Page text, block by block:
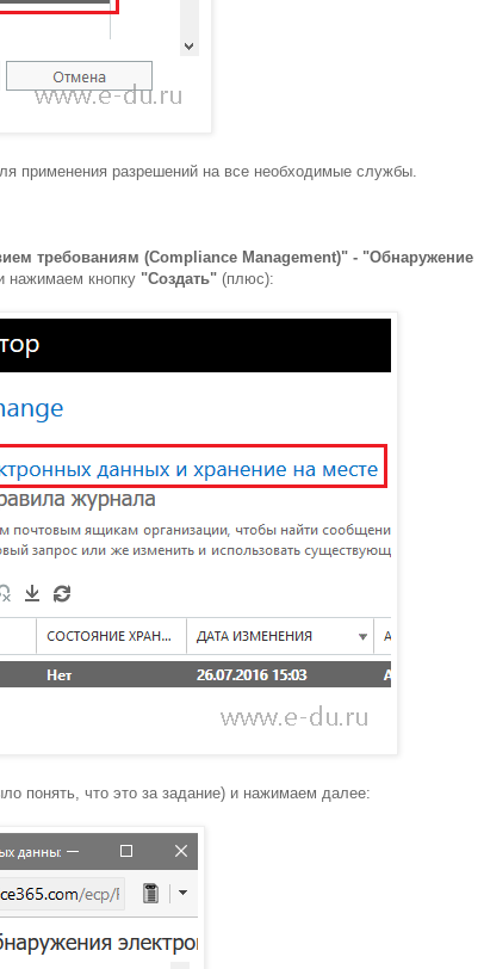
применения разрешений на все необходимые службы.
требованиям (Compliance Management)" - "Обнаружение
нажимаем кнопку "Создать" (плюс):
понять, что это за задание) и нажимаем далее: